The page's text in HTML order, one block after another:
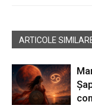
ARTICOLE